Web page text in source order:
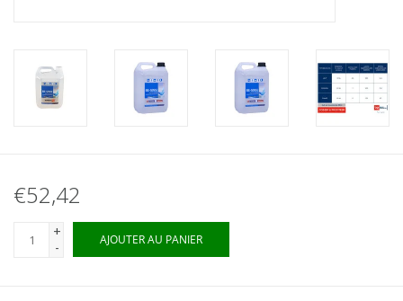
€52,42
+
-
AJOUTER AU PANIER